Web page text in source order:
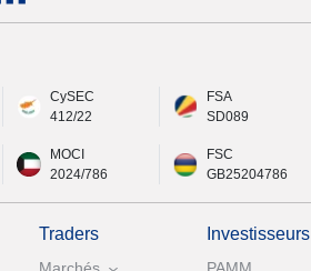
CySEC
412/22
FSA
SD089
MOCI
2024/786
FSC
GB25204786
Traders Investisseurs